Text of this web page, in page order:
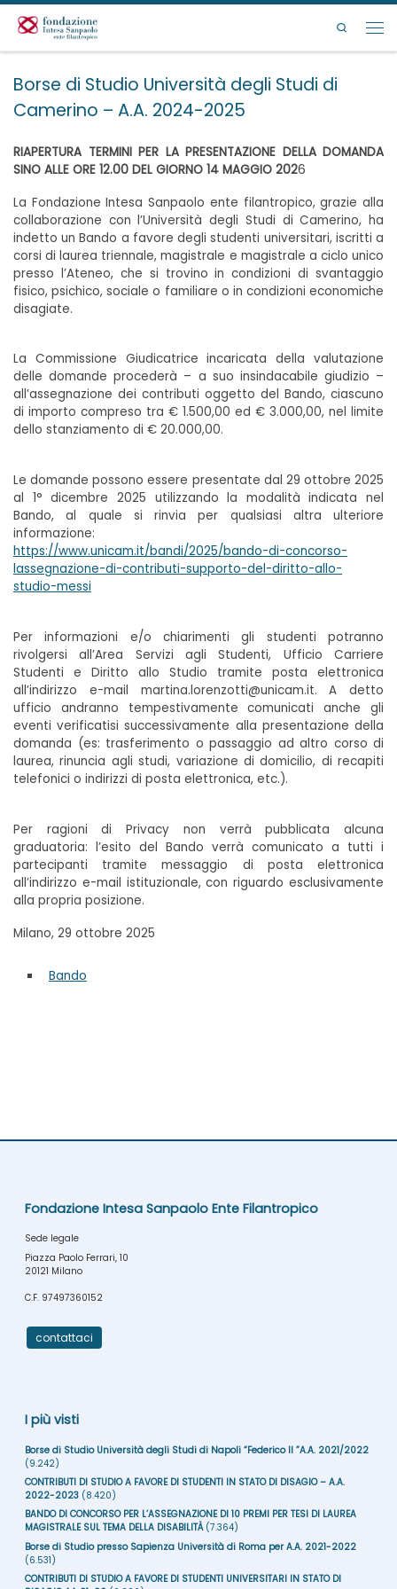
Passa al contenuto
Search
Borse di Studio Università degli Studi di
Camerino – A.A. 2024-2025
RIAPERTURA TERMINI PER LA PRESENTAZIONE DELLA DOMANDA
SINO ALLE ORE 12.00 DEL GIORNO 14 MAGGIO 2026
La Fondazione Intesa Sanpaolo ente filantropico, grazie alla
collaborazione con l’Università degli Studi di Camerino, ha
indetto un Bando a favore degli studenti universitari, iscritti a
corsi di laurea triennale, magistrale e magistrale a ciclo unico
presso l’Ateneo, che si trovino in condizioni di svantaggio
fisico, psichico, sociale o familiare o in condizioni economiche
disagiate.
La Commissione Giudicatrice incaricata della valutazione
delle domande procederà – a suo insindacabile giudizio –
all’assegnazione dei contributi oggetto del Bando, ciascuno
di importo compreso tra € 1.500,00 ed € 3.000,00, nel limite
dello stanziamento di € 20.000,00.
Le domande possono essere presentate dal 29 ottobre 2025
al 1° dicembre 2025 utilizzando la modalità indicata nel
Bando, al quale si rinvia per qualsiasi altra ulteriore
informazione:
https://www.unicam.it/bandi/2025/bando-di-concorso-
lassegnazione-di-contributi-supporto-del-diritto-allo-
studio-messi
Per informazioni e/o chiarimenti gli studenti potranno
rivolgersi all’Area Servizi agli Studenti, Ufficio Carriere
Studenti e Diritto allo Studio tramite posta elettronica
all’indirizzo e-mail martina.lorenzotti@unicam.it. A detto
ufficio andranno tempestivamente comunicati anche gli
eventi verificatisi successivamente alla presentazione della
domanda (es: trasferimento o passaggio ad altro corso di
laurea, rinuncia agli studi, variazione di domicilio, di recapiti
telefonici o indirizzi di posta elettronica, etc.).
Per ragioni di Privacy non verrà pubblicata alcuna
graduatoria: l’esito del Bando verrà comunicato a tutti i
partecipanti tramite messaggio di posta elettronica
all’indirizzo e-mail istituzionale, con riguardo esclusivamente
alla propria posizione.
Milano, 29 ottobre 2025
Bando
Fondazione Intesa Sanpaolo Ente Filantropico
Sede legale
Piazza Paolo Ferrari, 10
20121 Milano
C.F. 97497360152
contattaci
I più visti
Borse di Studio Università degli Studi di Napoli “Federico II ”A.A. 2021/2022
(9.242)
CONTRIBUTI DI STUDIO A FAVORE DI STUDENTI IN STATO DI DISAGIO – A.A.
2022-2023 (8.420)
BANDO DI CONCORSO PER L’ASSEGNAZIONE DI 10 PREMI PER TESI DI LAUREA
MAGISTRALE SUL TEMA DELLA DISABILITÀ (7.364)
Borse di Studio presso Sapienza Università di Roma per A.A. 2021-2022
(6.531)
CONTRIBUTI DI STUDIO A FAVORE DI STUDENTI UNIVERSITARI IN STATO DI